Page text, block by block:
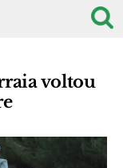
voltou